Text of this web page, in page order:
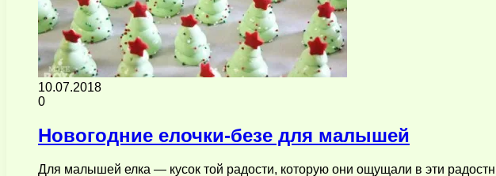
10.07.2018
0
Новогодние елочки-безе для малышей
Для малышей елка — кусок той радости, которую они ощущали в эти